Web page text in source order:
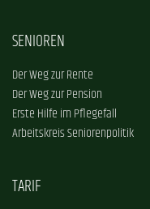
SENIOREN
Der Weg zur Rente
Der Weg zur Pension
Erste Hilfe im Pflegefall
Arbeitskreis Seniorenpolitik
TARIF